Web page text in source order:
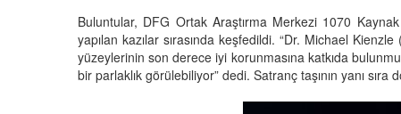
Buluntular, DFG Ortak Araştırma Merkezi 1070
yapılan kazılar sırasında keşfedildi. “Dr. Michael
yüzeylerinin son derece iyi korunmasına katkıda
bir parlaklık görülebiliyor” dedi. Satranç taşının yanı